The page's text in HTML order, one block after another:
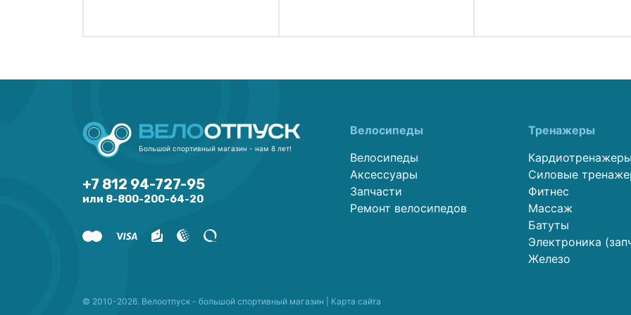
Большой спортивный магазин - нам 8 лет!
+7 812 94-727-95
или 8-800-200-64-20
Велосипеды
Велосипеды
Аксессуары
Запчасти
Ремонт велосипедов
Тренажеры
Кардиотренажеры
Силовые
Фитнес
Массаж
Батуты
Электроника
Железо
© 2010-2026. Велоотпуск - большой спортивный магазин | Карта сайта